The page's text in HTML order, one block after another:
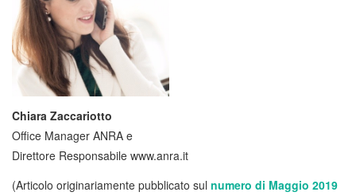
Chiara Zaccariotto
Office Manager ANRA e
Direttore Responsabile www.anra.it
(Articolo originariamente pubblicato sul numero di Maggio 2019